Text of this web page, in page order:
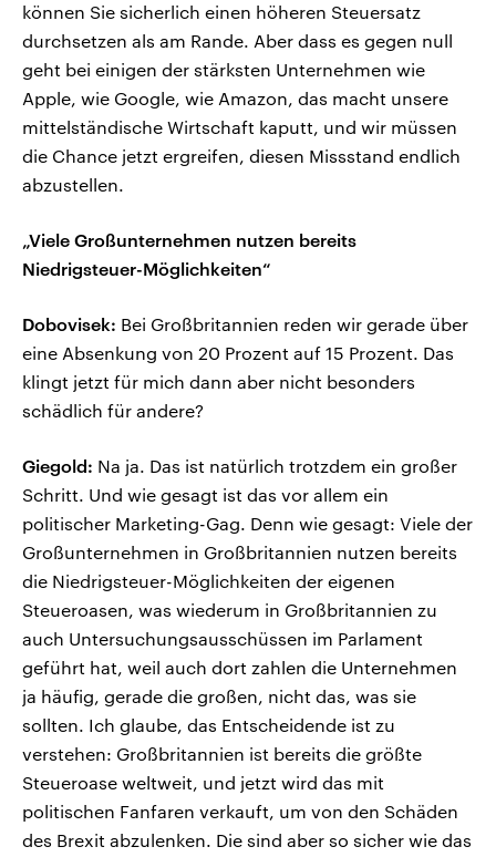
können Sie sicherlich einen höheren Steuersatz
durchsetzen als am Rande. Aber dass es gegen null
geht bei einigen der stärksten Unternehmen wie
Apple, wie Google, wie Amazon, das macht unsere
mittelständische Wirtschaft kaputt, und wir müssen
die Chance jetzt ergreifen, diesen Missstand endlich
abzustellen.
„Viele Großunternehmen nutzen bereits
Niedrigsteuer-Möglichkeiten“
Dobovisek: Bei Großbritannien reden wir gerade über
eine Absenkung von 20 Prozent auf 15 Prozent. Das
klingt jetzt für mich dann aber nicht besonders
schädlich für andere?
Giegold: Na ja. Das ist natürlich trotzdem ein großer
Schritt. Und wie gesagt ist das vor allem ein
politischer Marketing-Gag. Denn wie gesagt: Viele der
Großunternehmen in Großbritannien nutzen bereits
die Niedrigsteuer-Möglichkeiten der eigenen
Steueroasen, was wiederum in Großbritannien zu
auch Untersuchungsausschüssen im Parlament
geführt hat, weil auch dort zahlen die Unternehmen
ja häufig, gerade die großen, nicht das, was sie
sollten. Ich glaube, das Entscheidende ist zu
verstehen: Großbritannien ist bereits die größte
Steueroase weltweit, und jetzt wird das mit
politischen Fanfaren verkauft, um von den Schäden
des Brexit abzulenken. Die sind aber so sicher wie das